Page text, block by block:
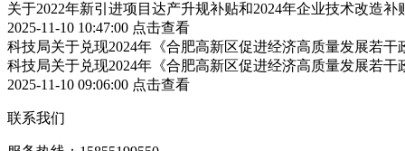
关于2022年新引进项目达产升规补贴和2024年企业技术改造
2025-11-10 10:47:00 点击查看
科技局关于兑现2024年《合肥高新区促进经济高质量发展若
科技局关于兑现2024年《合肥高新区促进经济高质量发展若
2025-11-10 09:06:00 点击查看
联系我们